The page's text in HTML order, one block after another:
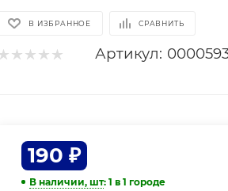
В ИЗБРАННОЕ СРАВНИТЬ
Артикул:
190 ₽
В наличии, шт: 1в 1 городе